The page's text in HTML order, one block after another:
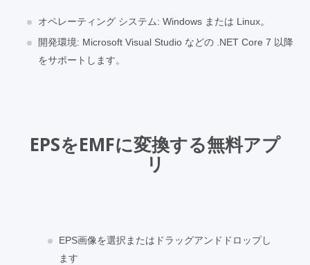
オペレーティング システム: Windows または Linux。
開発環境: Microsoft Visual Studio などの .NET Core 7 以降
をサポートします。
EPSをEMFに変換する無料アプ
リ
EPS画像を選択またはドラッグアンドドロップし
ます